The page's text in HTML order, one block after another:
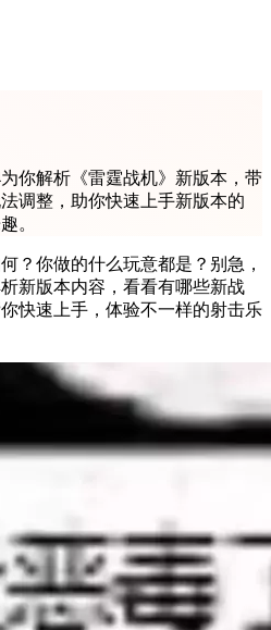
你解析《雷霆战机》新版本，带
调整，助你快速上手新版本的
。
？你做的什么玩意都是？别急，
新版本内容，看看有哪些新战
快速上手，体验不一样的射击乐